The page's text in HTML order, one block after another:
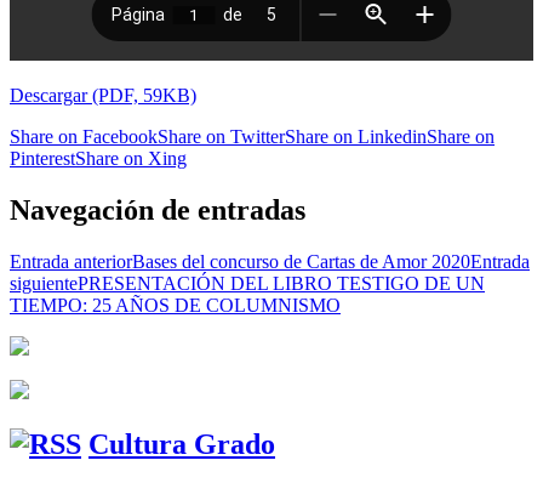
Descargar (PDF, 59KB)
Share on FacebookShare on TwitterShare on LinkedinShare on
PinterestShare on Xing
Navegación de entradas
Entrada anteriorBases del concurso de Cartas de Amor 2020Entrada
siguientePRESENTACIÓN DEL LIBRO TESTIGO DE UN
TIEMPO: 25 AÑOS DE COLUMNISMO
Cultura Grado